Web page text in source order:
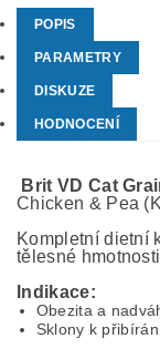
POPIS
PARAMETRY
DISKUZE
HODNOCENÍ
Brit VD
Chicken & Pea
Kompletní dietní
tělesné hmotnosti
Indikace:
Obezita a
Sklony k